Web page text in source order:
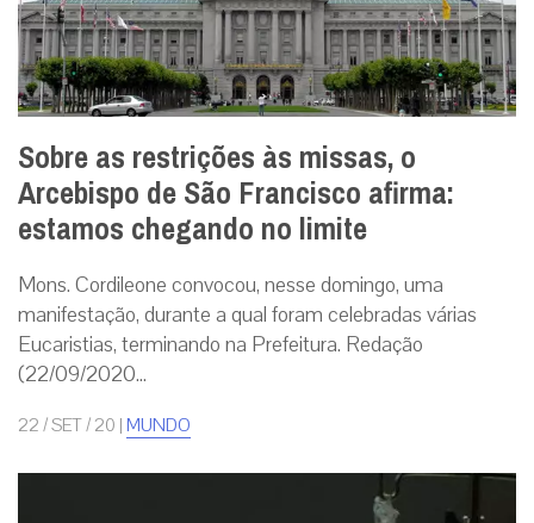
Sobre as restrições às missas, o
Arcebispo de São Francisco afirma:
estamos chegando no limite
Mons. Cordileone convocou, nesse domingo, uma
manifestação, durante a qual foram celebradas várias
Eucaristias, terminando na Prefeitura. Redação
(22/09/2020...
22 / SET / 20 | MUNDO